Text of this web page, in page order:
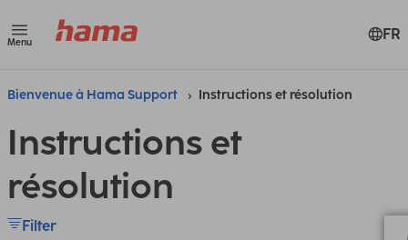
Menu FR
Bienvenue à Hama Support Instructions et résolution
Instructions et
résolution
Filter